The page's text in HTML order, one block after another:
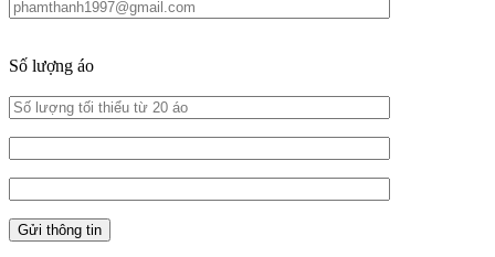
Số lượng áo